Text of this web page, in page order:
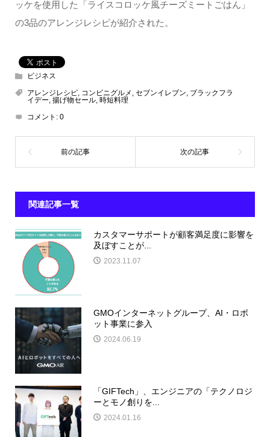
ッケを使用した「ライスコロッケ風チーズミートごはん」
の3品のアレンジレシピが紹介された。
ビジネス
アレンジレシピ, コンビニグルメ , セブンイレブン, ブラックフラ
イデー, 揚げ物セール, 時短料理
コメント: 0
関連記事一覧
カスタマーサポートが顧客満足度に影響を
及ぼすことが...
2023.11.07
GMOインターネットグループ、AI・ロボ
ット事業に参入
2024.06.19
「GIFTech」、エンジニアの「テクノロジ
ーとモノ創りを...
2024.01.16